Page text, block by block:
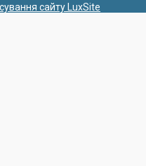
сайту LuxSite